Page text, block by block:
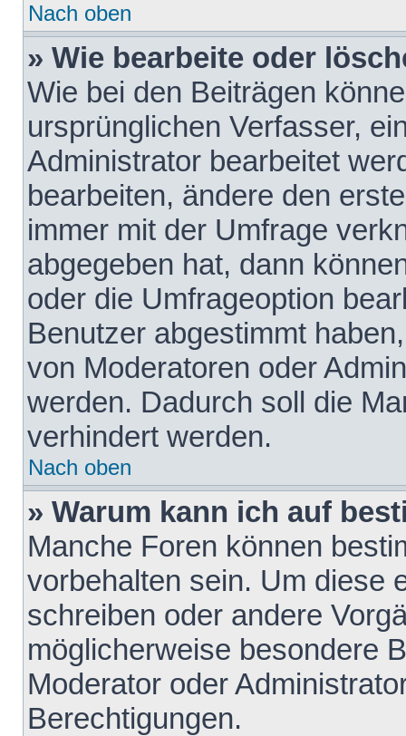
Nach oben
» Wie bearbeite oder
Wie bei den Beiträgen
ursprünglichen Verfasser,
Administrator bearbeitet
bearbeiten, ändere den
immer mit der Umfrage
abgegeben hat, dann
oder die Umfrageoption
Benutzer abgestimmt
von Moderatoren oder
werden. Dadurch soll die
verhindert werden.
Nach oben
» Warum kann ich auf
Manche Foren können
vorbehalten sein. Um diese
schreiben oder andere
möglicherweise besondere
Moderator oder
Berechtigungen.